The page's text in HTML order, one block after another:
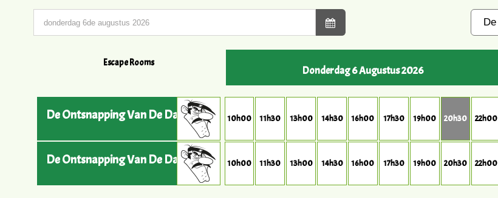
Escape Rooms
De Ontsnapping Van De Daltons
De Ontsnapping Van De Daltons
Donderdag 6 Augustus 2026
10h00 11h30 13h00 14h30 16h00 17h30 19h00 20h30 22h00
10h00 11h30 13h00 14h30 16h00 17h30 19h00 20h30 22h00